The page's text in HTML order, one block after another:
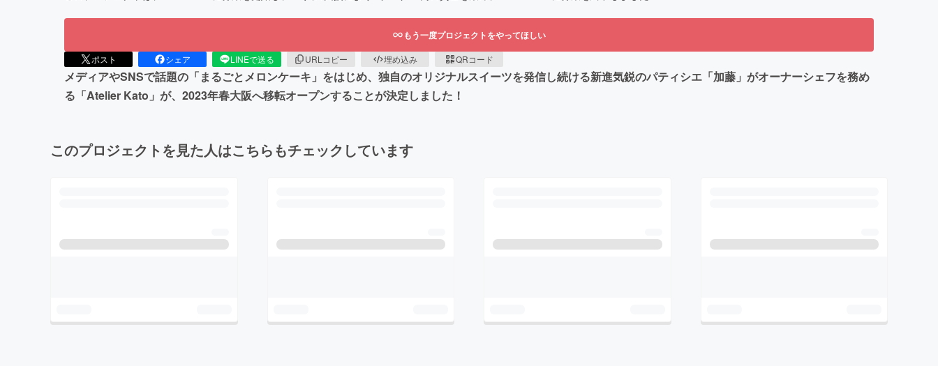
もう一度プロジェクトをやってほしい
ポスト シェア LINEで送る URLコピー 埋め込み QRコード
メディアやSNSで話題の「まるごとメロンケーキ」をはじめ、独自のオリジナルスイーツを発信し続ける新進気鋭のパティシエ「加藤」がオーナーシェフを務め
る「Atelier Kato」が、2023年春大阪へ移転オープンすることが決定しました！
このプロジェクトを見た人はこちらもチェックしています